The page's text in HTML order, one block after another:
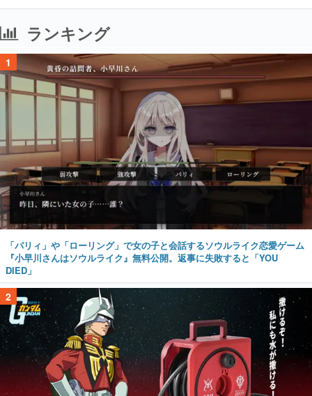
ランキング
1
「パリィ」や「ローリング」で女の子と会話するソウルライク恋愛ゲーム
『小早川さんはソウルライク』無料公開。返事に失敗すると「YOU
DIED」
2